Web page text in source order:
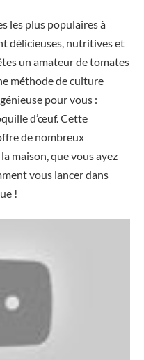
les plus populaires à
délicieuses, nutritives et
un amateur de tomates
méthode de culture
pour vous :
d’œuf. Cette
de nombreux
maison, que vous ayez
vous lancer dans
!